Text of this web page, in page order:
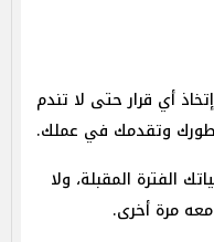
أي قرار حتى لا تندم
وتقدمك في عملك.
الفترة المقبلة، ولا
مرة أخرى.